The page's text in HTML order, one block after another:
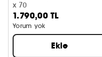
x 70
1.790,00 TL
Yorum yok
Ekle